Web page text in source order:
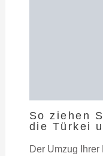
So ziehen
die Türkei
Der Umzug